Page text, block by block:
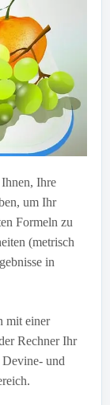
Ihre
um Ihr
Formeln zu
(metrisch
in
mit einer
Rechner Ihr
und